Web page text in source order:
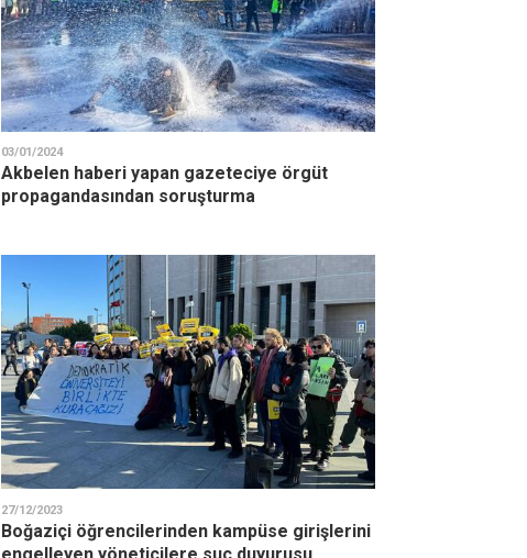
03/01/2024
Akbelen haberi yapan gazeteciye örgüt
propagandasından soruşturma
27/12/2023
Boğaziçi öğrencilerinden kampüse girişlerini
engelleyen yöneticilere suç duyurusu